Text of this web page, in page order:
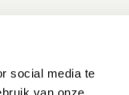
social media te